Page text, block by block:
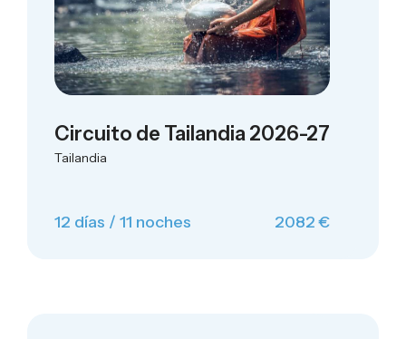
Circuito de Tailandia 2026-27
Tailandia
12 días / 11 noches 2082 €